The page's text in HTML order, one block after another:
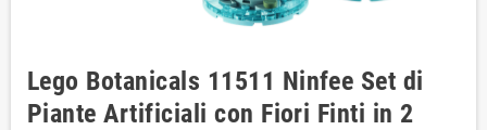
Lego Botanicals 11511 Ninfee Set di
Piante Artificiali con Fiori Finti in 2